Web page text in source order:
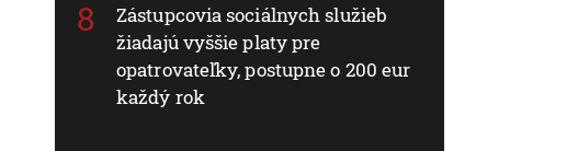
Zástupcovia sociálnych služieb
žiadajú vyššie platy pre
opatrovateľky, postupne o 200 eur
každý rok